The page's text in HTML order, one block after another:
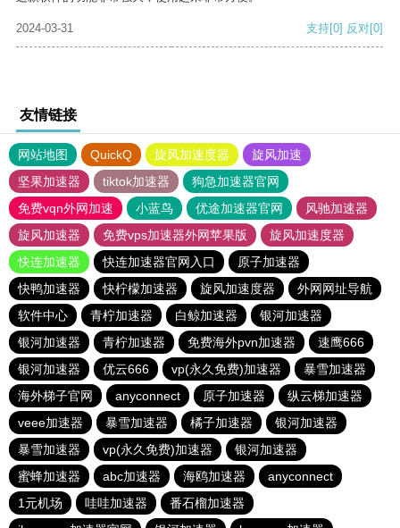
2024-03-31 支持[0] 反对[0]
友情链接
网站地图 QuickQ 旋风加速度器
旋风加速
坚果加速器
tiktok加速器
狗急加速器官网
免费vqn外网加速
小蓝鸟 优途加速器官网
风驰加速器
旋风加速器
免费vps加速器外网苹果版
旋风加速度器
快连加速器
快连加速器官网入口
原子加速器
快鸭加速器
快柠檬加速器 旋风加速度器
外网网址导航
软件中心
青柠加速器 白鲸加速器
银河加速器
银河加速器
青柠加速器 免费海外pvn加速器
速鹰666
银河加速器
优云666 vp(永久免费)加速器
暴雪加速器
海外梯子官网
anyconnect 原子加速器
纵云梯加速器
veee加速器
暴雪加速器 橘子加速器
银河加速器
暴雪加速器
vp(永久免费)加速器
银河加速器
蜜蜂加速器
abc加速器 海鸥加速器
anyconnect
1元机场
哇哇加速器
番石榴加速器